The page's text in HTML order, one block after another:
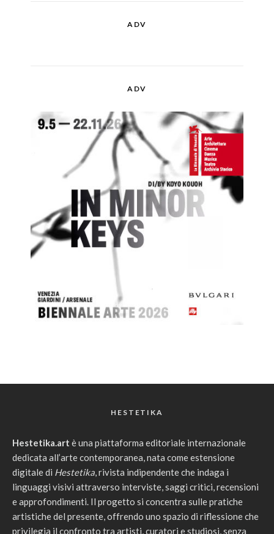
ADV
ADV
HESTETIKA
Hestetika.art è una piattaforma editoriale internazionale
dedicata all’arte contemporanea, nata come estensione
digitale di Hestetika, rivista indipendente che indaga i
linguaggi visivi attraverso interviste, saggi critici, recensioni
e approfondimenti. Il progetto si concentra sulle pratiche
artistiche del presente, offrendo uno spazio di riflessione che
privilegia il confronto tra artisti, curatori e studiosi, senza